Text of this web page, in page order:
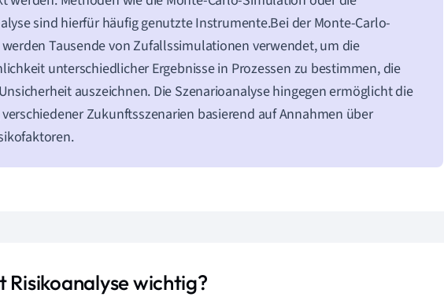
sind hierfür häufig genutzte Instrumente.Bei der Monte-Carlo-
Tausende von Zufallssimulationen verwendet, um die
unterschiedlicher Ergebnisse in Prozessen zu bestimmen, die
auszeichnen. Die Szenarioanalyse hingegen ermöglicht die
Zukunftsszenarien basierend auf Annahmen über
Risikoanalyse wichtig?